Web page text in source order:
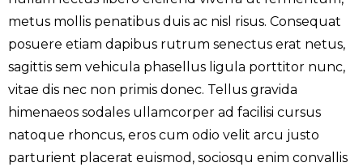
metus mollis penatibus duis ac nisl risus. Consequat
posuere etiam dapibus rutrum senectus erat netus,
sagittis sem vehicula phasellus ligula porttitor nunc,
vitae dis nec non primis donec. Tellus gravida
himenaeos sodales ullamcorper ad facilisi cursus
natoque rhoncus, eros cum odio velit arcu justo
parturient placerat euismod, sociosqu enim convallis